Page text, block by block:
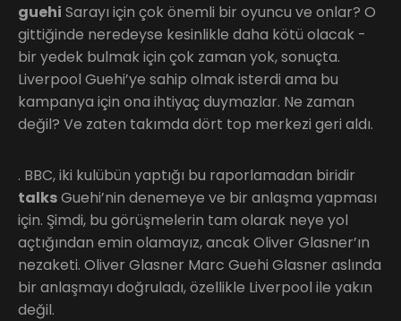
guehi Sarayı için çok önemli bir oyuncu ve onlar? O
gittiğinde neredeyse kesinlikle daha kötü olacak -
bir yedek bulmak için çok zaman yok, sonuçta.
Liverpool Guehi’ye sahip olmak isterdi ama bu
kampanya için ona ihtiyaç duymazlar. Ne zaman
değil? Ve zaten takımda dört top merkezi geri aldı.
. BBC, iki kulübün yaptığı bu raporlamadan biridir
talksGuehi’nin denemeye ve bir anlaşma yapması
için. Şimdi, bu görüşmelerin tam olarak neye yol
açtığından emin olamayız, ancak Oliver Glasner’ın
nezaketi. Oliver Glasner Marc Guehi Glasner aslında
bir anlaşmayı doğruladı, özellikle Liverpool ile yakın
değil.